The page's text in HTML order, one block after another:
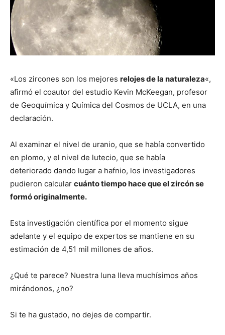
«Los zircones son los mejores relojes de la naturaleza«,
afirmó el coautor del estudio Kevin McKeegan, profesor
de Geoquímica y Química del Cosmos de UCLA, en una
declaración.
Al examinar el nivel de uranio, que se había convertido
en plomo, y el nivel de lutecio, que se había
deteriorado dando lugar a hafnio, los investigadores
pudieron calcular cuánto tiempo hace que el zircón se
formó originalmente.
Esta investigación científica por el momento sigue
adelante y el equipo de expertos se mantiene en su
estimación de 4,51 mil millones de años.
¿Qué te parece? Nuestra luna lleva muchísimos años
mirándonos, ¿no?
Si te ha gustado, no dejes de compartir.